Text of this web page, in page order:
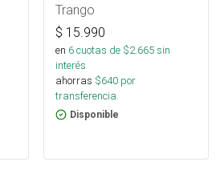
Trango
$ 15.990
en 6cuotas de $2.665sin
interés
ahorras $640 por
transferencia.
Disponible